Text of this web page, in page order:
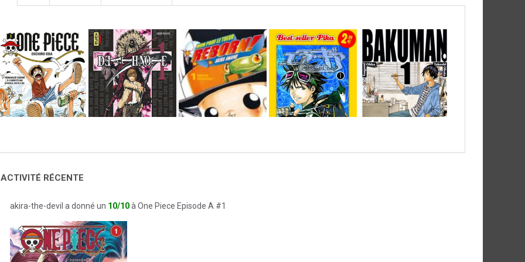
RÉCENTE
akira-the-devil a donné un 10/10à One Piece Episode A #1